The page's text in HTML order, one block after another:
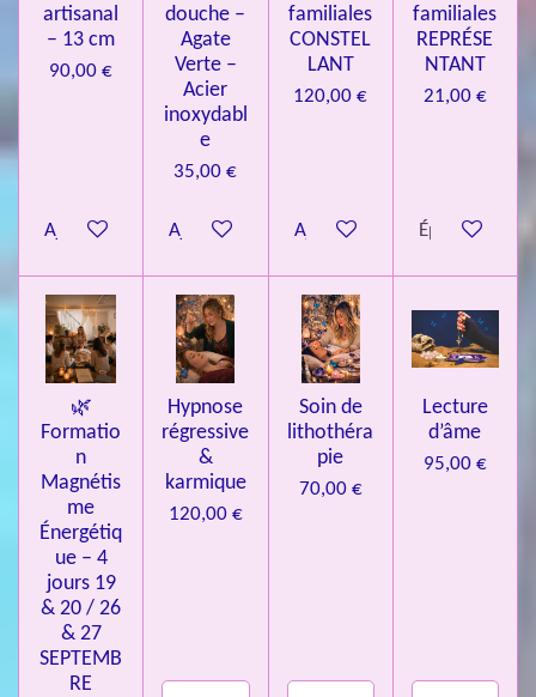
é
l
artisanal
– 13 cm
90,00 €
Ajouter au panier
douche –
Agate
Verte –
Acier
inoxydabl
e
35,00 €
Ajouter au panier
familiales
CONSTEL
LANT
120,00 €
Ajouter au panier
familiales
REPRÉSE
NTANT
21,00 €
Épuisé
🌿
Formatio
n
Magnétis
me
Énergétiq
ue – 4
jours 19
& 20 / 26
& 27
SEPTEMB
RE
Hypnose
régressive
&
karmique
120,00 €
Soin de
lithothéra
pie
70,00 €
Lecture
d’âme
95,00 €